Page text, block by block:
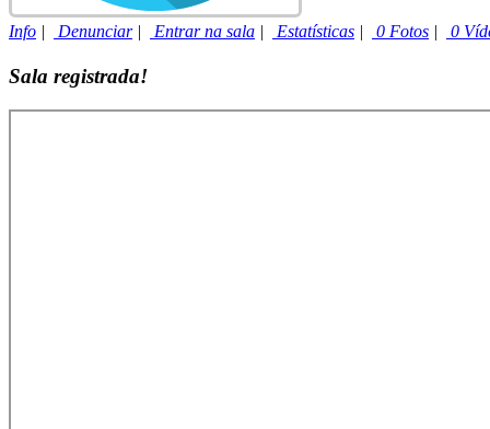
Info | Denunciar| Entrar na sala | Estatísticas | 0 Fotos | 0
Sala registrada!